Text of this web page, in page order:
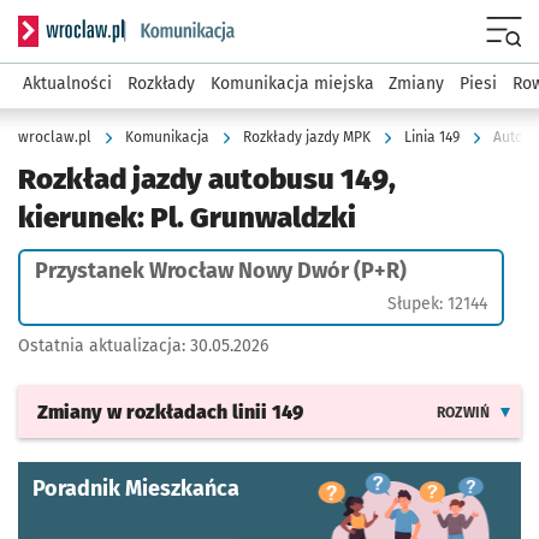
Serwis informacyjny wroclaw.pl podserwis: Komunikacja
Aktualności Rozkłady Komunikacja miejska Zmiany Piesi
wroclaw.pl Komunikacja Rozkłady jazdy MPK Linia 149
Rozkład jazdy autobusu 149,
kierunek: Pl. Grunwaldzki
Przystanek Wrocław Nowy Dwór (P+R)
Słupek: 12144
Ostatnia aktualizacja: 30.05.2026
Zmiany w rozkładach linii 149 ROZWIŃ
Poradnik Mieszkańca